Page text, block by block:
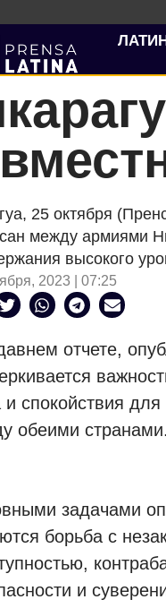
25 октября
между армиями
высокого
2023 | 07:25
отчете,
и спокойствия
обеими странами.
задачами
борьба с
и